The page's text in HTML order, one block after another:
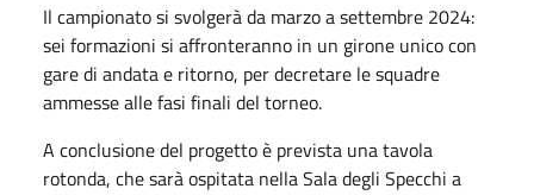
Il campionato si svolgerà da marzo a settembre 2024:
sei formazioni si affronteranno in un girone unico con
gare di andata e ritorno, per decretare le squadre
ammesse alle fasi finali del torneo.
A conclusione del progetto è prevista una tavola
rotonda, che sarà ospitata nella Sala degli Specchi a